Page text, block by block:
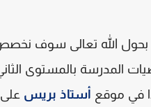
بحول الله تعالى سوف نخصص
المدرسة بالمستوى
في موقع أستاذ بريس